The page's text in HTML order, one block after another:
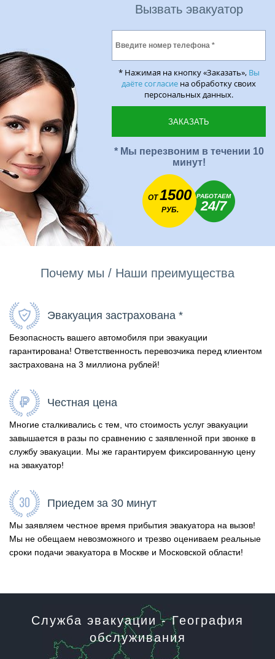
Вызвать эвакуатор
* Нажимая на кнопку «Заказать», Вы
даёте согласие на обработку своих
персональных данных.
* Мы перезвоним в течении 10
минут!
ОТ1500
РУБ.
РАБОТАЕМ
24/7
Почему мы / Наши преимущества
Эвакуация застрахована *
Безопасность вашего автомобиля при эвакуации
гарантирована! Ответственность перевозчика перед клиентом
застрахована на 3 миллиона рублей!
Честная цена
Многие сталкивались с тем, что стоимость услуг эвакуации
завышается в разы по сравнению с заявленной при звонке в
службу эвакуации. Мы же гарантируем фиксированную цену
на эвакуатор!
Приедем за 30 минут
Мы заявляем честное время прибытия эвакуатора на вызов!
Мы не обещаем невозможного и трезво оцениваем реальные
сроки подачи эвакуатора в Москве и Московской области!
Служба эвакуации - География
обслуживания